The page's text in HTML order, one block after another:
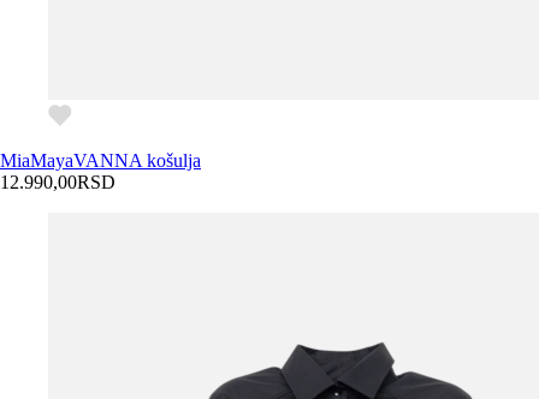
MiaMayaVANNA košulja
12.990,00RSD